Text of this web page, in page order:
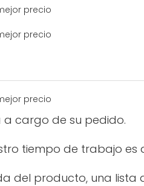
a cargo de su pedido.
tiempo de trabajo es
del producto, una lista